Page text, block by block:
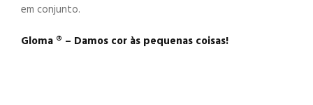
em conjunto.
Gloma ®️ – Damos cor às pequenas coisas!